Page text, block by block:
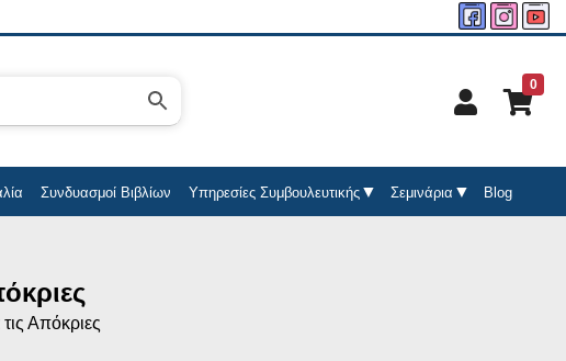
0
Συνδυασμοί Βιβλίων Υπηρεσίες Συμβουλευτικής Σεμινάρια Blog
Απόκριες